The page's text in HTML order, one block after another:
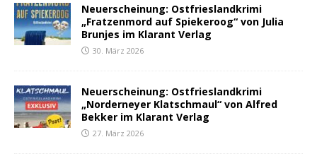
Neuerscheinung: Ostfrieslandkrimi
„Fratzenmord auf Spiekeroog“ von Julia
Brunjes im Klarant Verlag
30. März 2026
Neuerscheinung: Ostfrieslandkrimi
„Norderneyer Klatschmaul“ von Alfred
Bekker im Klarant Verlag
27. März 2026